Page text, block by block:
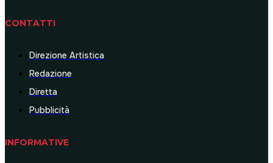
CONTATTI
Direzione Artistica
Redazione
Diretta
Pubblicità
INFORMATIVE